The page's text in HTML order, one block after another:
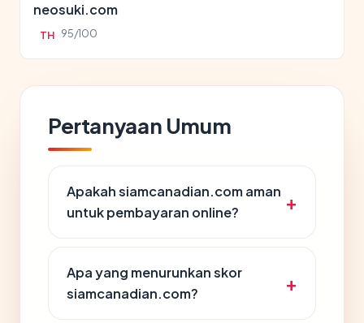
neosuki.com
TH 95/100
Pertanyaan Umum
Apakah siamcanadian.com aman
untuk pembayaran online?
Apa yang menurunkan skor
siamcanadian.com?